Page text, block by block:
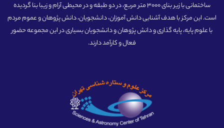
ساختمانی با زیر بنای 3000 متر مربع، در دو طبقه و در محیطی آرام و زیبا بنا گردیده
است. این مرکز با هدف آشنایی دانش آموزان، دانشجویان، دانش پژوهان و عموم مردم
با علوم پایه، پایه گذاری و دانش پژوهان و دانشجویان بسیاری در این مجموعه حضور
فعال و کارآمد دارند.